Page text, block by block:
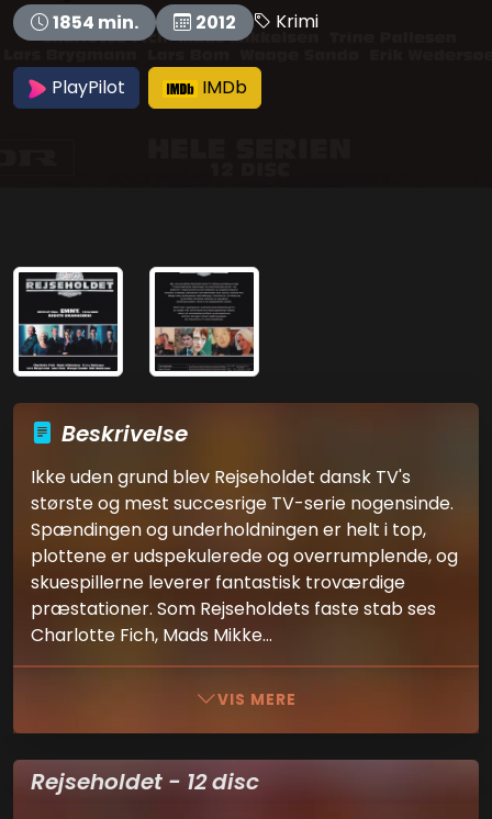
1854 min. 2012 Krimi
PlayPilot IMDb
Beskrivelse
Ikke uden grund blev Rejseholdet dansk TV's
største og mest succesrige TV-serie nogensinde.
Spændingen og underholdningen er helt i top,
plottene er udspekulerede og overrumplende, og
skuespillerne leverer fantastisk troværdige
præstationer. Som Rejseholdets faste stab ses
Charlotte Fich, Mads Mikke...
VIS MERE
Rejseholdet - 12 disc